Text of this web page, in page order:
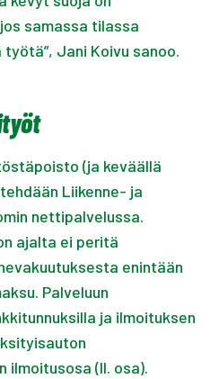
samassa tilassa
Jani Koivu sanoo.
(ja keväällä
Liikenne- ja
nettipalvelussa.
ajalta ei peritä
enintään
Palveluun
ja ilmoituksen
(II. osa).